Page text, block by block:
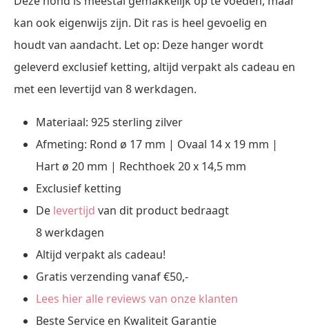
kan ook eigenwijs zijn. Dit ras is heel gevoelig en
houdt van aandacht. Let op: Deze hanger wordt
geleverd exclusief ketting, altijd verpakt als cadeau en
met een levertijd van 8 werkdagen.
Materiaal: 925 sterling zilver
Afmeting: Rond ø 17 mm | Ovaal 14 x 19 mm |
Hart ø 20 mm | Rechthoek 20 x 14,5 mm
Exclusief ketting
De levertijd van dit product bedraagt
8 werkdagen
Altijd verpakt als cadeau!
Gratis verzending vanaf €50,-
Lees hier alle reviews van onze klanten
Beste Service en Kwaliteit Garantie